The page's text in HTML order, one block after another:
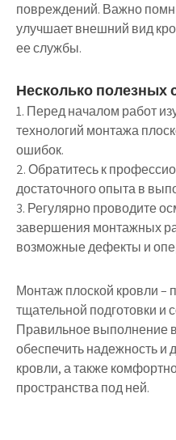
повреждений. Важно
улучшает внешний вид
ее службы.
Несколько полезных
1. Перед началом работ
технологий монтажа
ошибок.
2. Обратитесь к
достаточного опыта в
3. Регулярно проводите
завершения монтажных
возможные дефекты и
Монтаж плоской кровли –
тщательной подготовки и
Правильное выполнение
обеспечить надежность и
кровли, а также
пространства под ней.